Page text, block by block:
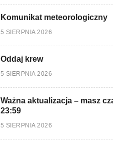
Komunikat meteorologiczny
5 SIERPNIA 2026
Oddaj krew
5 SIERPNIA 2026
Ważna aktualizacja – masz
23:59
5 SIERPNIA 2026